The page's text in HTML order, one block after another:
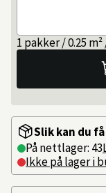
1 pakker / 0.25
Slik kan du
På nettlager: 43
Ikke på lager i